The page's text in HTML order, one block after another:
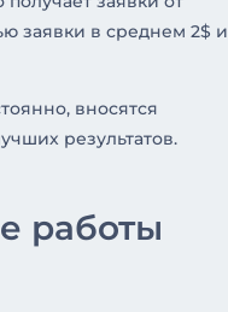
заявки в среднем 2$ и
вносятся
результатов.
работы